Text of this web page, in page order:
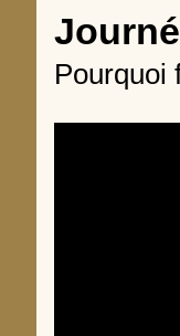
Pourquoi